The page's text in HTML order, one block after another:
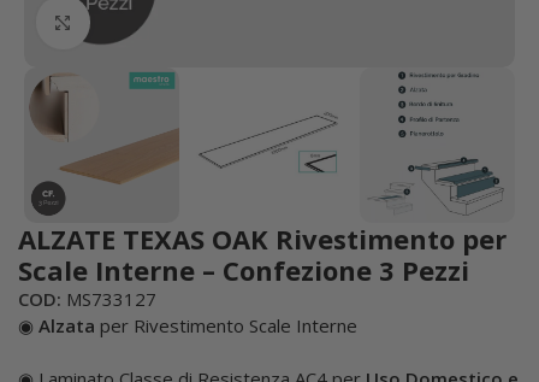
Click to enlarge
ALZATE TEXAS OAK Rivestimento per
Scale Interne – Confezione 3 Pezzi
COD: MS733127
◉ Alzata per Rivestimento Scale Interne